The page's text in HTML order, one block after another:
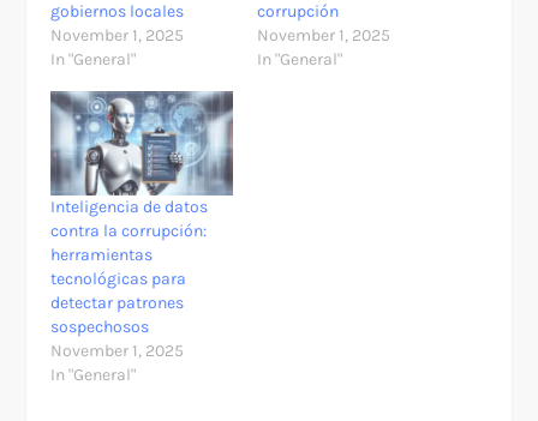
gobiernos locales
November 1, 2025
In "General"
corrupción
November 1, 2025
In "General"
Inteligencia de datos
contra la corrupción:
herramientas
tecnológicas para
detectar patrones
sospechosos
November 1, 2025
In "General"